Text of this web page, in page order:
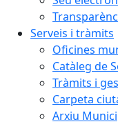
Serveis i tràmits
Oficines
Catàleg de
Tràmits i
Carpeta
Arxiu